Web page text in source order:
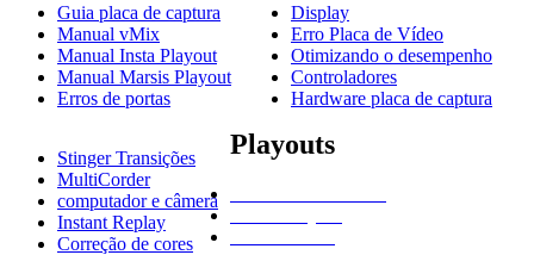
Guia placa de captura
Manual vMix
Manual Insta Playout
Manual Marsis Playout
Erros de portas
Display
Erro Placa de Vídeo
Otimizando o desempenho
Controladores
Hardware placa de captura
Stinger Transições
MultiCorder
computador e câmera
Instant Replay
Correção de cores
Playouts